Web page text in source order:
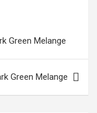
Green Melange
Green Melange